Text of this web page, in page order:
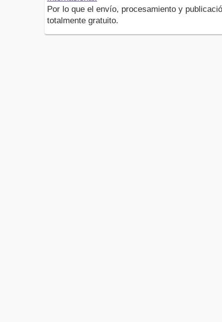
Por lo que el envío, procesamiento y
totalmente gratuito.